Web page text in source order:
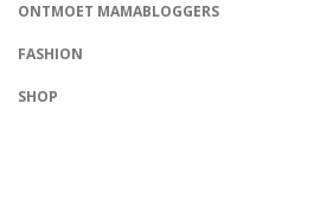
ONTMOET MAMABLOGGERS
FASHION
SHOP